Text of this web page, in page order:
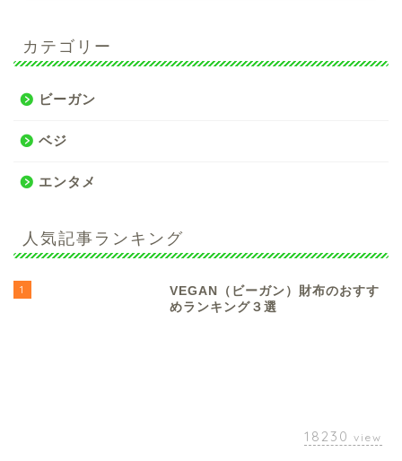
カテゴリー
ビーガン
ベジ
エンタメ
人気記事ランキング
1
VEGAN（ビーガン）財布のおすす
めランキング３選
18230 view